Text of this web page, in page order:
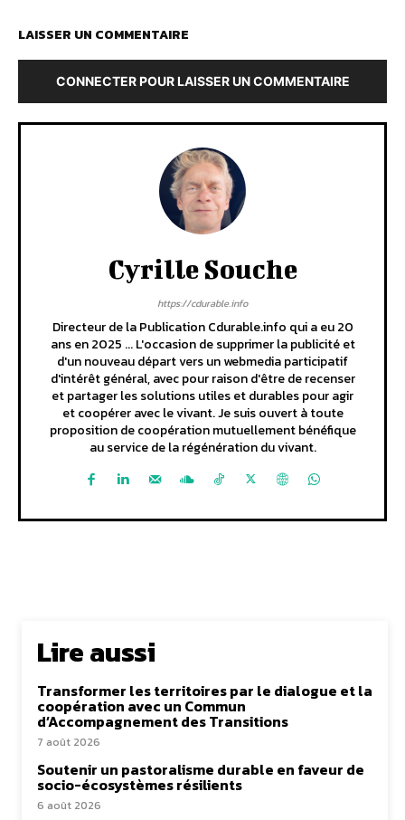
LAISSER UN COMMENTAIRE
CONNECTER POUR LAISSER UN COMMENTAIRE
Cyrille Souche
https://cdurable.info
Directeur de la Publication Cdurable.info qui a eu 20
ans en 2025 ... L'occasion de supprimer la publicité et
d'un nouveau départ vers un webmedia participatif
d'intérêt général, avec pour raison d'être de recenser
et partager les solutions utiles et durables pour agir
et coopérer avec le vivant. Je suis ouvert à toute
proposition de coopération mutuellement bénéfique
au service de la régénération du vivant.
Lire aussi
Transformer les territoires par le dialogue et la
coopération avec un Commun
d’Accompagnement des Transitions
7 août 2026
Soutenir un pastoralisme durable en faveur de
socio-écosystèmes résilients
6 août 2026